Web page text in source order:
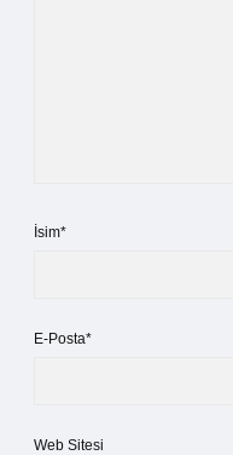
İsim*
E-Posta*
Web Sitesi